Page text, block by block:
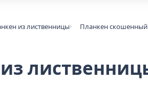
из лиственницы
Планкен скошенный